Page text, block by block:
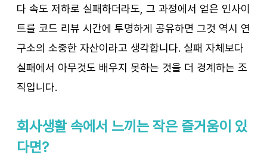
다 속도 저하로 실패하더라도, 그 과정에서 얻은 인사이
트를 코드 리뷰 시간에 투명하게 공유하면 그것 역시 연
구소의 소중한 자산이라고 생각합니다. 실패 자체보다
실패에서 아무것도 배우지 못하는 것을 더 경계하는 조
직입니다.
회사생활 속에서 느끼는 작은 즐거움이 있
다면?